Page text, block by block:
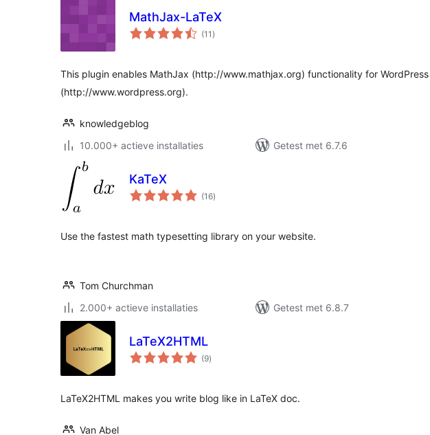
MathJax-LaTeX
(11 totaal
waarderingen
)
This plugin enables MathJax (http://www.mathjax.org) functionality for WordPress
(http://www.wordpress.org).
knowledgeblog
10.000+ actieve installaties
Getest met 6.7.6
KaTeX
(16totaal
waarderingen
)
Use the fastest math typesetting library on your website.
Tom Churchman
2.000+ actieve installaties
Getest met 6.8.7
LaTeX2HTML
(9totaal
waarderingen
)
LaTeX2HTML makes you write blog like in LaTeX doc.
Van Abel